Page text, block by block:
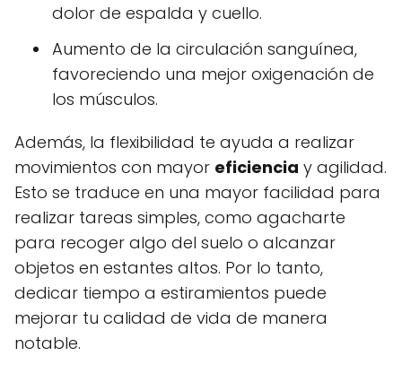
dolor de espalda y cuello.
Aumento de la circulación sanguínea,
favoreciendo una mejor oxigenación de
los músculos.
Además, la flexibilidad te ayuda a realizar
movimientos con mayor eficiencia y agilidad.
Esto se traduce en una mayor facilidad para
realizar tareas simples, como agacharte
para recoger algo del suelo o alcanzar
objetos en estantes altos. Por lo tanto,
dedicar tiempo a estiramientos puede
mejorar tu calidad de vida de manera
notable.